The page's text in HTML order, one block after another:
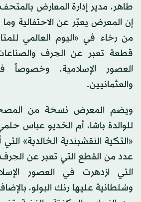
طاهر، مدير إدارة المعارض
إن المعرض يعبّر عن الاحتفالية
قطعة تعبر عن الحِرف
العصور الإسلامية، وخصوصاً
والعثمانيين.
ويضم المعرض نسخة من
للوالدة باشا، أم الخديو عباس
«التكية النقشبندية الخالدية»
عدد من القطع التي تعبر عن
التي ازدهرت في العصور
وسُلطانية عليها رنك البولو،